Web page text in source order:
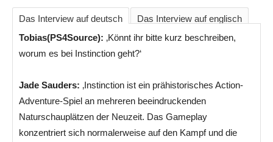
Das Interview auf deutsch
Das Interview auf englisch
Tobias(PS4Source): ‚Könnt ihr bitte kurz beschreiben,
worum es bei Instinction geht?‘
Jade Sauders: ‚Instinction ist ein prähistorisches Action-
Adventure-Spiel an mehreren beeindruckenden
Naturschauplätzen der Neuzeit. Das Gameplay
konzentriert sich normalerweise auf den Kampf und die